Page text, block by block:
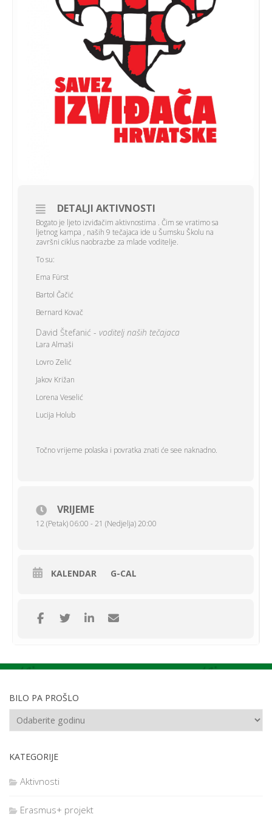
DETALJI AKTIVNOSTI
Bogato je ljeto izviđačim aktivnostima . Čim se vratimo sa
ljetnog kampa , naših 9 tečajaca ide u Šumsku Školu na
završni ciklus naobrazbe za mlade voditelje.
To su:
Ema Fürst
Bartol Čačić
Bernard Kovač
David Štefanić - voditelj naših tečajaca
Lara Almaši
Lovro Zelić
Jakov Križan
Lorena Veselić
Lucija Holub
Točno vrijeme polaska i povratka znati će see naknadno.
VRIJEME
12 (Petak) 06:00 - 21 (Nedjelja) 20:00
KALENDAR G-CAL
BILO PA PROŠLO
KATEGORIJE
Aktivnosti
Erasmus+ projekt